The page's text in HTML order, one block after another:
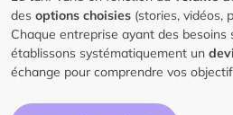
des options choisies (stories, vidéos,
Chaque entreprise ayant des besoins
établissons systématiquement un
échange pour comprendre vos